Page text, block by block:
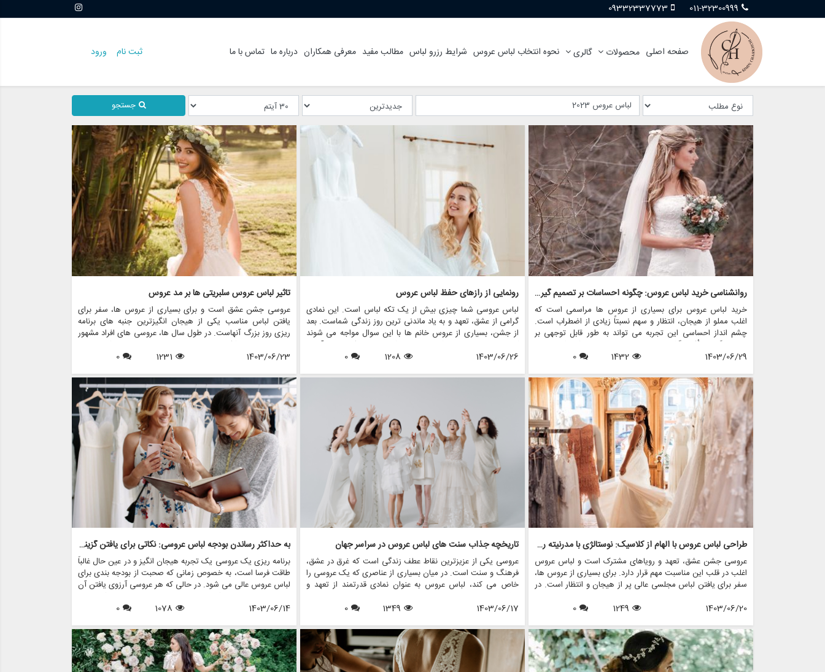
011-32300999
09332337773
ثبت نام ورود صفحه اصلی محصولات گالری نحوه انتخاب لباس عروس شرایط رزرو لباس مطالب مفید معرفی همکاران درباره ما تماس با ما
جستجو
روانشناسی خرید لباس عروس: چگونه احساسات بر تصمیم گیری تأثیر می گذارد
خرید لباس عروس برای بسیاری از عروس ها مراسمی است که
اغلب مملو از هیجان، انتظار و سهم نسبتاً زیادی از اضطراب است.
چشم انداز احساسی این تجربه می تواند به طور قابل توجهی بر
تصمیم گیری تأثیر بگذارد و منجر به انتخاب هایی شود که نه تنها
سبک شخصی بلکه عوامل روانی عمیق تری را نیز منعکس می کند.
احساسات به تصمیمات و نقش فروشگاه هایی مانند مزون چرخچی
در این فرآیند پیچیده را بررسی خواهیم کرد.
1403/06/29
1432
0
رونمایی از رازهای حفظ لباس عروس
لباس عروسی شما چیزی بیش از یک تکه لباس است. این نمادی
گرامی از عشق، تعهد و به یاد ماندنی ترین روز زندگی شماست. بعد
از جشن، بسیاری از عروس خانم ها با این سوال مواجه می شوند
که با لباس عروسم چه کنم؟ در حالی که برخی ممکن است آن را
بفروشند یا اهدا کنند، برخی دیگر ترجیح می دهند آن را برای نسل
حفظ لباس عروس را بررسی می کنیم و اطمینان حاصل می کنیم که
همچنین نشان خواهیم داد که چگونه فروشگاه هایی مانند مزون
چرخچی می توانند به عروس ها در همه چیز از اجاره تا نگهداری
کمک کنند.
1403/06/26
1208
0
تاثیر لباس عروس سلبریتی ها بر مد عروس
عروسی جشن عشق است و برای بسیاری از عروس ها، سفر برای
یافتن لباس مناسب یکی از هیجان انگیزترین جنبه های برنامه
ریزی روز بزرگ آنهاست. در طول سال ها، عروسی های افراد مشهور
نقش مهمی در شکل دهی به روند مد لباس عروس داشته اند. از
لباس های نمادین ستاره های هالیوود گرفته تا لباس های عروسی
های پرمخاطب تاثیری موج دار در انتخاب عروس ها برای پوشیدن
دارند. این مقاله به بررسی تأثیر لباس های عروسی افراد مشهور بر
مد عروس می پردازد و بررسی می کند که چگونه این لباس های پر
زرق و برق الهام بخش روندها، انتخاب ها و حتی خدمات ارائه شده
توسط فروشگاه هایی مانند مزون چرخچی هستند.
1403/06/23
1231
0
طراحی لباس عروس با الهام از کلاسیک: نوستالژی با مدرنیته روبرو می شود
عروسی جشن عشق، تعهد و رویاهای مشترک است و لباس عروس
اغلب در قلب این مناسبت مهم قرار دارد. برای بسیاری از عروس ها،
سفر برای یافتن لباس مجلسی عالی پر از هیجان و انتظار است. در
افزایش یافته است و ترکیبی منحصر به فرد از نوستالژی و مدرنیته
کلاسیک را بررسی می کند، این که چگونه ماهیت دوران گذشته را
در کنار عناصر معاصر به تصویر می کشد، و چگونه فروشگاه هایی
مانند مزون چرخچی می توانند به عروس ها کمک کنند تا رویاهای
قدیمی خود را زنده کنند.
1403/06/20
1249
0
تاریخچه جذاب سنت های لباس عروس در سراسر جهان
عروسی یکی از عزیزترین نقاط عطف زندگی است که غرق در عشق،
فرهنگ و سنت است. در میان بسیاری از عناصری که یک عروسی را
خاص می کند، لباس عروس به عنوان نمادی قدرتمند از تعهد و
فرهنگ هایی که از آن سرچشمه می گیرند متنوع است و ارزش
منعکس می کند. در این مقاله، سیر تکاملی شگفت انگیز سنت
های لباس عروسی در سراسر جهان را بررسی می کنیم و نشان می
دهیم که چگونه این آداب و رسوم در طول زمان تغییر کرده اند و
معنای امروزی آنها چیست.
1403/06/17
1349
0
به حداکثر رساندن بودجه لباس عروسی: نکاتی برای یافتن گزینه های مقرون به صرفه
برنامه ریزی یک عروسی یک تجربه هیجان انگیز و در عین حال غالباً
طاقت فرسا است، به خصوص زمانی که صحبت از بودجه بندی برای
لباس عروس عالی می شود. در حالی که هر عروسی آرزوی یافتن آن
عروسی می تواند با قیمت گزافی همراه باشد. با این حال، با برنامه
زیبا و مقرون به صرفه را بدون از دست دادن سبک یا کیفیت بیابید.
در این مقاله، نکات مختلفی را برای به حداکثر رساندن بودجه لباس
عروس بررسی خواهیم کرد، از جمله اینکه چگونه فروشگاه هایی
مانند مزون چرخچی می توانند به شما در رسیدن به دیدگاه عروسی
1403/06/14
1078
0